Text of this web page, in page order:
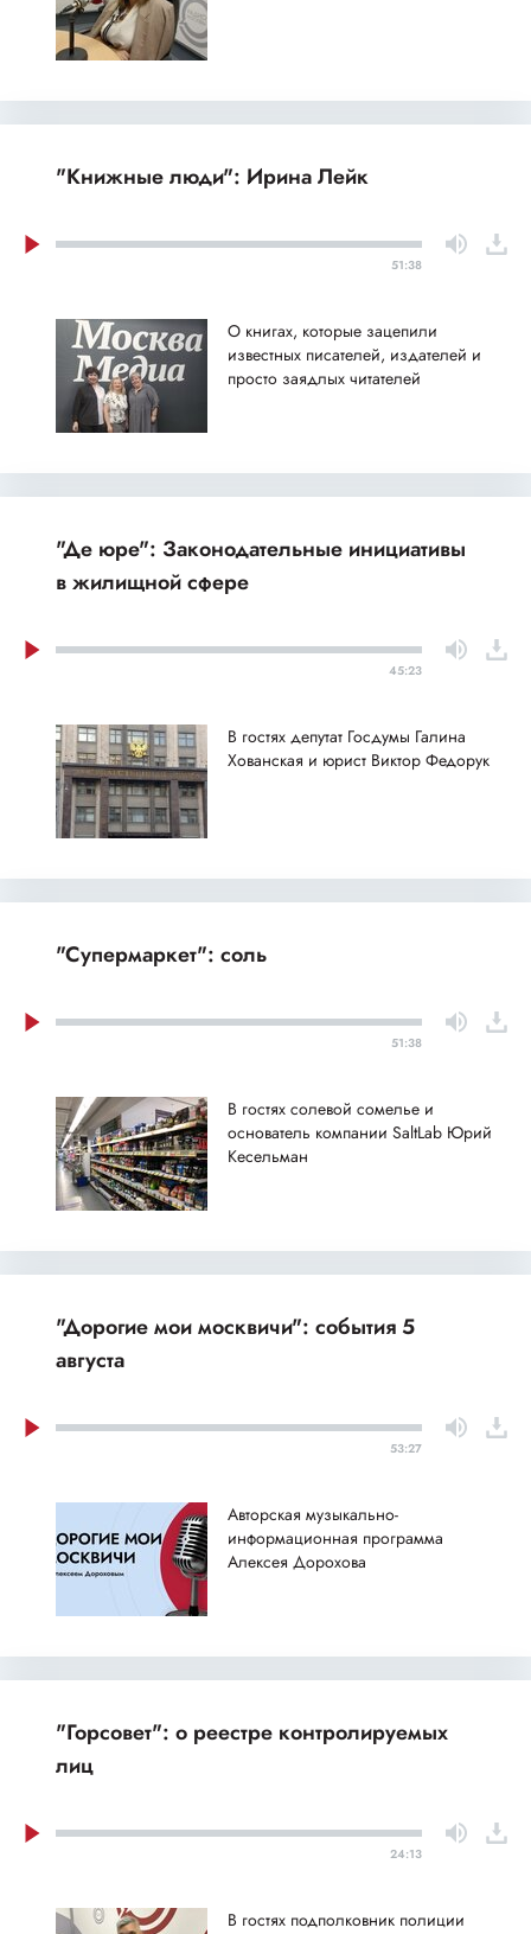
"Книжные люди": Ирина Лейк
51:38
О книгах, которые зацепили
известных писателей, издателей и
просто заядлых читателей
"Де юре": Законодательные инициативы
в жилищной сфере
45:23
В гостях депутат Госдумы Галина
Хованская и юрист Виктор Федорук
"Супермаркет": соль
51:38
В гостях солевой сомелье и
основатель компании SaltLab Юрий
Кесельман
"Дорогие мои москвичи": события 5
августа
53:27
Авторская музыкально-
информационная программа
Алексея Дорохова
"Горсовет": о реестре контролируемых
лиц
24:13
В гостях подполковник полиции